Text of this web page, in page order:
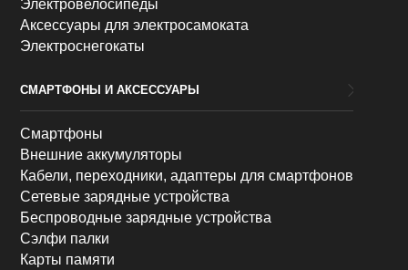
Электровелосипеды
Аксессуары для электросамоката
Электроснегокаты
СМАРТФОНЫ И АКСЕССУАРЫ
Смартфоны
Внешние аккумуляторы
Кабели, переходники, адаптеры для смартфонов
Сетевые зарядные устройства
Беспроводные зарядные устройства
Сэлфи палки
Карты памяти